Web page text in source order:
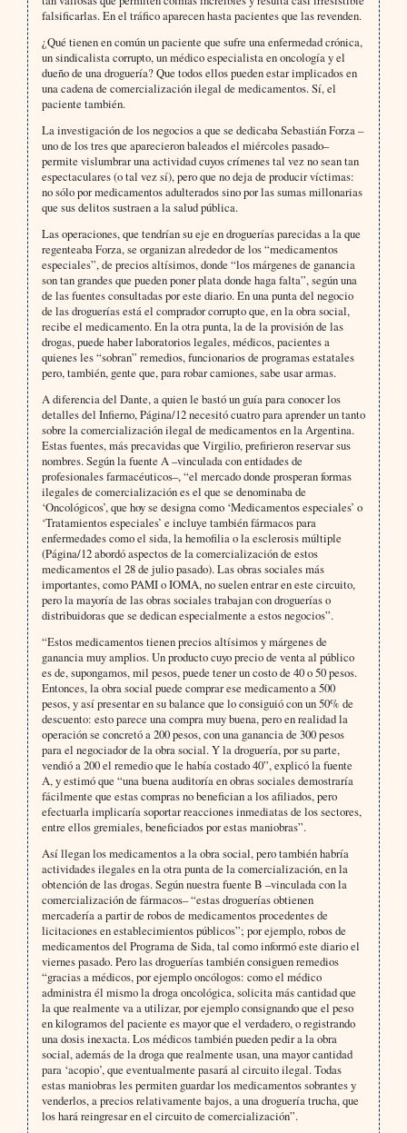
falsificarlas. En el tráfico aparecen hasta pacientes que las revenden.
¿Qué tienen en común un paciente que sufre una enfermedad crónica,
un sindicalista corrupto, un médico especialista en oncología y el
dueño de una droguería? Que todos ellos pueden estar implicados en
una cadena de comercialización ilegal de medicamentos. Sí, el
paciente también.
La investigación de los negocios a que se dedicaba Sebastián Forza –
uno de los tres que aparecieron baleados el miércoles pasado–
permite vislumbrar una actividad cuyos crímenes tal vez no sean tan
espectaculares (o tal vez sí), pero que no deja de producir víctimas:
no sólo por medicamentos adulterados sino por las sumas millonarias
que sus delitos sustraen a la salud pública.
Las operaciones, que tendrían su eje en droguerías parecidas a la que
regenteaba Forza, se organizan alrededor de los “medicamentos
especiales”, de precios altísimos, donde “los márgenes de ganancia
son tan grandes que pueden poner plata donde haga falta”, según una
de las fuentes consultadas por este diario. En una punta del negocio
de las droguerías está el comprador corrupto que, en la obra social,
recibe el medicamento. En la otra punta, la de la provisión de las
drogas, puede haber laboratorios legales, médicos, pacientes a
quienes les “sobran” remedios, funcionarios de programas estatales
pero, también, gente que, para robar camiones, sabe usar armas.
A diferencia del Dante, a quien le bastó un guía para conocer los
detalles del Infierno, Página/12 necesitó cuatro para aprender un tanto
sobre la comercialización ilegal de medicamentos en la Argentina.
Estas fuentes, más precavidas que Virgilio, prefirieron reservar sus
nombres. Según la fuente A –vinculada con entidades de
profesionales farmacéuticos–, “el mercado donde prosperan formas
ilegales de comercialización es el que se denominaba de
‘Oncológicos’, que hoy se designa como ‘Medicamentos especiales’ o
‘Tratamientos especiales’ e incluye también fármacos para
enfermedades como el sida, la hemofilia o la esclerosis múltiple
(Página/12 abordó aspectos de la comercialización de estos
medicamentos el 28 de julio pasado). Las obras sociales más
importantes, como PAMI o IOMA, no suelen entrar en este circuito,
pero la mayoría de las obras sociales trabajan con droguerías o
distribuidoras que se dedican especialmente a estos negocios”.
“Estos medicamentos tienen precios altísimos y márgenes de
ganancia muy amplios. Un producto cuyo precio de venta al público
es de, supongamos, mil pesos, puede tener un costo de 40 o 50 pesos.
Entonces, la obra social puede comprar ese medicamento a 500
pesos, y así presentar en su balance que lo consiguió con un 50% de
descuento: esto parece una compra muy buena, pero en realidad la
operación se concretó a 200 pesos, con una ganancia de 300 pesos
para el negociador de la obra social. Y la droguería, por su parte,
vendió a 200 el remedio que le había costado 40”, explicó la fuente
A, y estimó que “una buena auditoría en obras sociales demostraría
fácilmente que estas compras no benefician a los afiliados, pero
efectuarla implicaría soportar reacciones inmediatas de los sectores,
entre ellos gremiales, beneficiados por estas maniobras”.
Así llegan los medicamentos a la obra social, pero también habría
actividades ilegales en la otra punta de la comercialización, en la
obtención de las drogas. Según nuestra fuente B –vinculada con la
comercialización de fármacos– “estas droguerías obtienen
mercadería a partir de robos de medicamentos procedentes de
licitaciones en establecimientos públicos”; por ejemplo, robos de
medicamentos del Programa de Sida, tal como informó este diario el
viernes pasado. Pero las droguerías también consiguen remedios
“gracias a médicos, por ejemplo oncólogos: como el médico
administra él mismo la droga oncológica, solicita más cantidad que
la que realmente va a utilizar, por ejemplo consignando que el peso
en kilogramos del paciente es mayor que el verdadero, o registrando
una dosis inexacta. Los médicos también pueden pedir a la obra
social, además de la droga que realmente usan, una mayor cantidad
para ‘acopio’, que eventualmente pasará al circuito ilegal. Todas
estas maniobras les permiten guardar los medicamentos sobrantes y
venderlos, a precios relativamente bajos, a una droguería trucha, que
los hará reingresar en el circuito de comercialización”.